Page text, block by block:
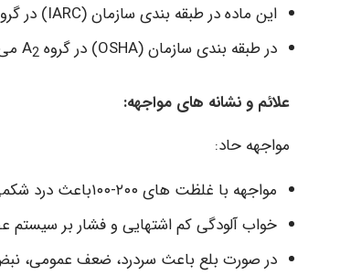
این ماده در طبقه بندی سازمان (IARC) در گروه A2 می باشد.
در طبقه بندی سازمان (OSHA) در گروه A
2
علائم و نشانه های مواجهه:
مواجهه حاد:
مواجهه با غلظت های ۲۰۰-۱۰۰باعث درد شکمی استفراغ، اسهال، تحریک چشم و دستگاه تنفسی می شود.
خواب آلودگی کم اشتهایی و فشار بر سیستم
در صورت بلع باعث سردرد، ضعف عمومی،